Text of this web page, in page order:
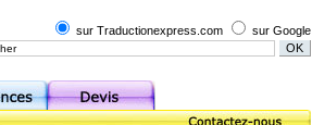
sur Traductionexpress.com sur Google